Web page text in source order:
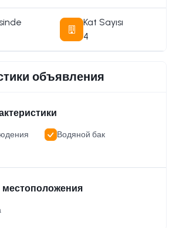
Kat Sayısı
4
объявления
Водяной бак